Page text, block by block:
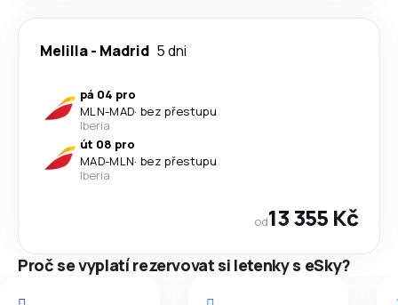
Melilla- Madrid 5 dni
pá 04 pro
MLN-MAD· bez přestupu
Iberia
út 08 pro
MAD-MLN· bez přestupu
Iberia
od13 355 Kč
Proč se vyplatí rezervovat si letenky s eSky?